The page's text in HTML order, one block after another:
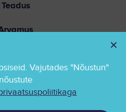
Teadus
Kontakt
Vajutades "Nõustun"
nõustute